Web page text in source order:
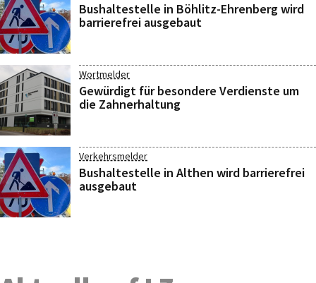
Bushaltestelle in Böhlitz-Ehrenberg wird
barrierefrei ausgebaut
Wortmelder
Gewürdigt für besondere Verdienste um
die Zahnerhaltung
Verkehrsmelder
Bushaltestelle in Althen wird barrierefrei
ausgebaut